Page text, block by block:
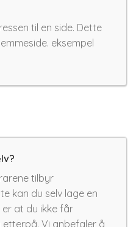
til en side. Dette
eksempel
tilbyr
kan du selv lage en
er at du ikke får
Vi anbefaler å